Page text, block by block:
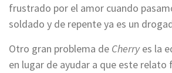
frustrado por el amor cuando
soldado y de repente ya es un
Otro gran problema de Cherryes la
en lugar de ayudar a que este relato